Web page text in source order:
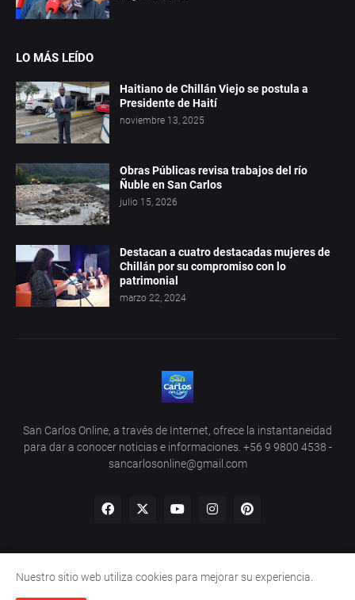
LO MÁS LEÍDO
Haitiano de Chillán Viejo se postula a
Presidente de Haití
noviembre 13, 2025
Obras Públicas revisa trabajos del río
Ñuble en San Carlos
julio 15, 2026
Destacan a cuatro destacadas mujeres de
Chillán por su compromiso con lo
patrimonial
marzo 22, 2024
San Carlos Online, a través de Internet, ofrece la instantaneidad
para dar a conocer noticias e informaciones. +56 9 9800 4538 -
sancarlosonline@gmail.com
Home About Us Privacy Policy Contact Us
Nuestro sitio web utiliza cookies para mejorar su experiencia.